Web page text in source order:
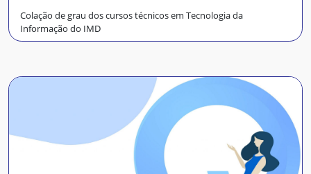
Colação de grau dos cursos técnicos em Tecnologia da
Informação do IMD